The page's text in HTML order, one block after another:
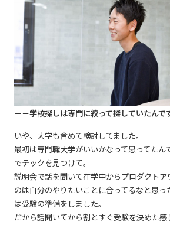
－－学校探しは専門に絞って探していたんで
いや、大学も含めて検討してました。
最初は専門職大学がいいかなって思ってたん
でテックを見つけて。
説明会で話を聞いて在学中からプロダクトア
のは自分のやりたいことに合ってるなと思っ
は受験の準備をしました。
だから話聞いてから割とすぐ受験を決めた感